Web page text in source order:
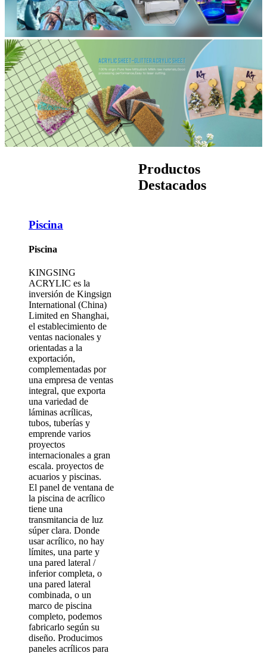
Piscina
Piscina
KINGSING
ACRYLIC es la
inversión de Kingsign
International (China)
Limited en Shanghai,
el establecimiento de
ventas nacionales y
orientadas a la
exportación,
complementadas por
una empresa de ventas
integral, que exporta
una variedad de
láminas acrílicas,
tubos, tuberías y
emprende varios
proyectos
internacionales a gran
escala. proyectos de
acuarios y piscinas.
El panel de ventana de
la piscina de acrílico
tiene una
transmitancia de luz
súper clara. Donde
usar acrílico, no hay
límites, una parte y
una pared lateral /
inferior completa, o
una pared lateral
combinada, o un
marco de piscina
completo, podemos
fabricarlo según su
diseño. Producimos
paneles acrílicos para
Productos
Destacados